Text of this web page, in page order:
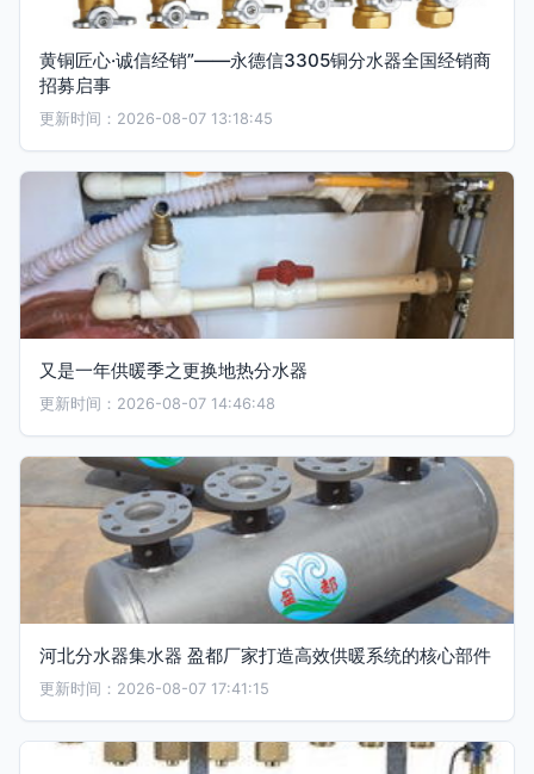
黄铜匠心·诚信经销”——永德信3305铜分水器全国经销商
招募启事
更新时间：2026-08-07 13:18:45
又是一年供暖季之更换地热分水器
更新时间：2026-08-07 14:46:48
河北分水器集水器 盈都厂家打造高效供暖系统的核心部件
更新时间：2026-08-07 17:41:15